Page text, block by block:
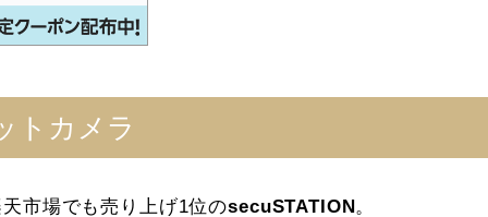
トカメラ
市場でも売り上げ1位のsecuSTATION。